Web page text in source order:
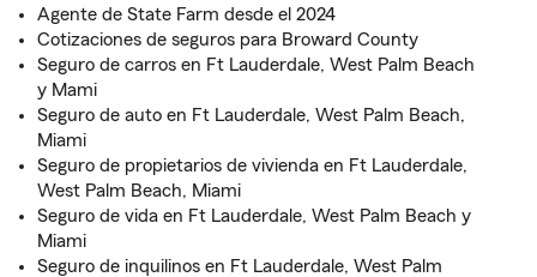
Agente de State Farm desde el 2024
Cotizaciones de seguros para Broward County
Seguro de carros en Ft Lauderdale, West Palm Beach
y Mami
Seguro de auto en Ft Lauderdale, West Palm Beach,
Miami
Seguro de propietarios de vivienda en Ft Lauderdale,
West Palm Beach, Miami
Seguro de vida en Ft Lauderdale, West Palm Beach y
Miami
Seguro de inquilinos en Ft Lauderdale, West Palm